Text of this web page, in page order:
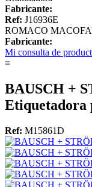
Fabricante:
Ref: J16936E
ROMACO
Fabricante:
Mi consulta de
≡
BAUSCH +
Etiquetadora
Ref: M15861D